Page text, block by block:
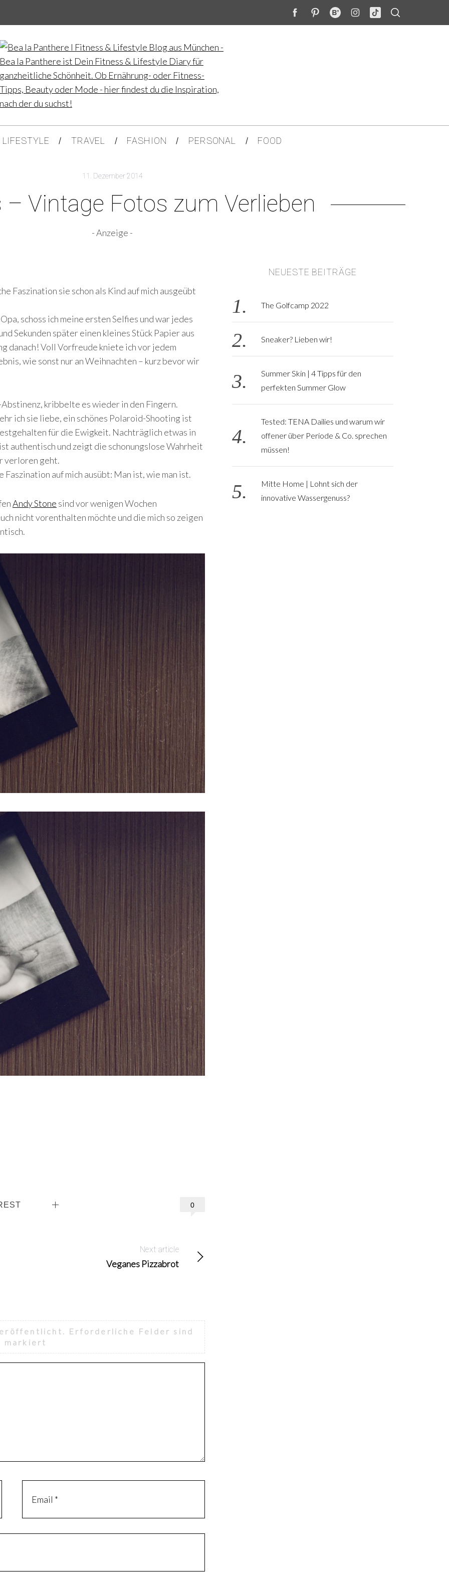
LIFESTYLE TRAVEL FASHION PERSONAL FOOD
11. Dezember 2014
– Vintage Fotos zum Verlieben
- Anzeige -
Faszination sie schon als Kind auf mich ausgeübt
schoss ich meine ersten Selfies und war jedes
Sekunden später einen kleines Stück Papier aus
danach! Voll Vorfreude kniete ich vor jedem
wie sonst nur an Weihnachten – kurz bevor wir
kribbelte es wieder in den Fingern.
ich sie liebe, ein schönes Polaroid-Shooting ist
für die Ewigkeit. Nachträglich etwas in
authentisch und zeigt die schonungslose Wahrheit
verloren geht.
auf mich ausübt: Man ist, wie man ist.
Andy Stone sind vor wenigen Wochen
nicht vorenthalten möchte und die mich so zeigen
0
Next article
Veganes Pizzabrot
Erforderliche Felder sind
markiert
NEUESTE BEITRÄGE
The Golfcamp 2022
Sneaker? Lieben wir!
Summer Skin | 4 Tipps für den
perfekten Summer Glow
Tested: TENA Dailies und warum wir
offener über Periode & Co. sprechen
müssen!
Mitte Home | Lohnt sich der
innovative Wassergenuss?